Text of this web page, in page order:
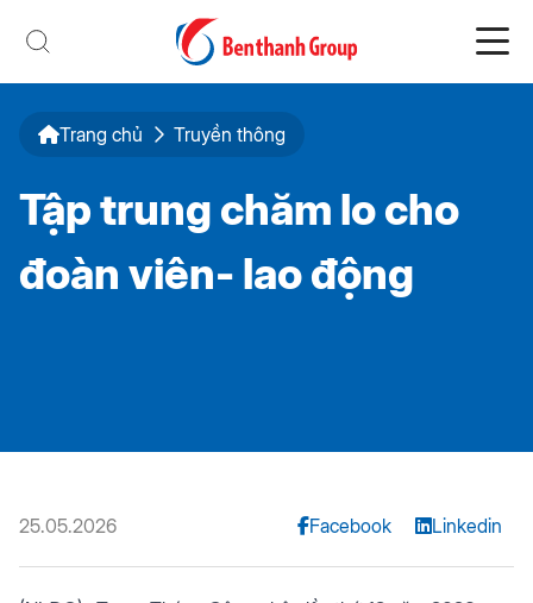
Trang chủ Truyền thông
Tập trung chăm lo cho
đoàn viên- lao động
25.05.2026 Facebook Linkedin